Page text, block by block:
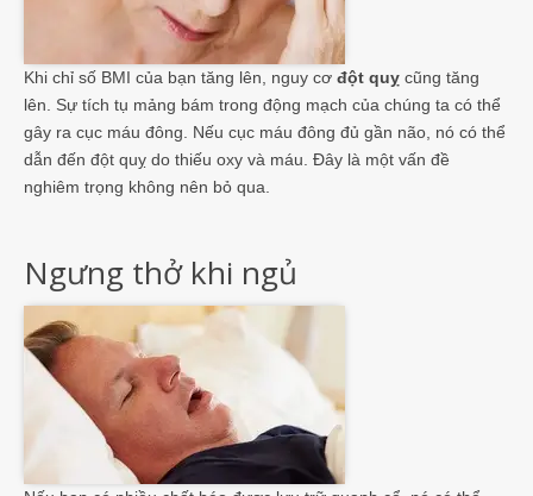
Khi chỉ số BMI của bạn tăng lên, nguy cơ đột quỵ cũng tăng
lên. Sự tích tụ mảng bám trong động mạch của chúng ta có thể
gây ra cục máu đông. Nếu cục máu đông đủ gần não, nó có thể
dẫn đến đột quỵ do thiếu oxy và máu. Đây là một vấn đề
nghiêm trọng không nên bỏ qua.
Ngưng thở khi ngủ